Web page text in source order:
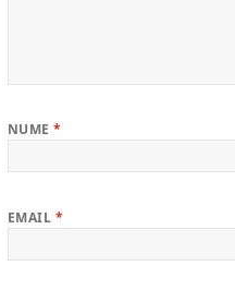
NUME*
EMAIL *